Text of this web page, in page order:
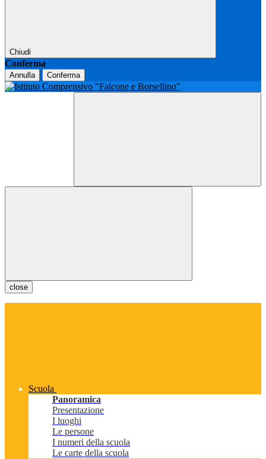
Chiudi
Conferma
Annulla Conferma
close
Scuola
Panoramica
Presentazione
I luoghi
Le persone
I numeri della scuola
Le carte della scuola